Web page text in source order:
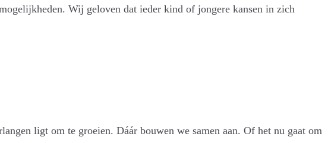
Wij geloven dat ieder kind of jongere kansen in zich
ligt om te groeien. Dáár bouwen we samen aan. Of het nu gaat om